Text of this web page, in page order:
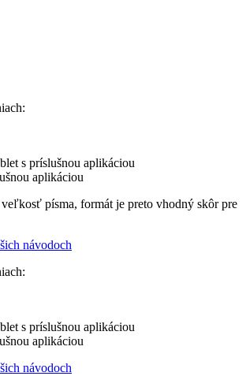
s príslušnou aplikáciou
aplikáciou
písma, formát je preto vhodný skôr pre
návodoch
s príslušnou aplikáciou
aplikáciou
návodoch